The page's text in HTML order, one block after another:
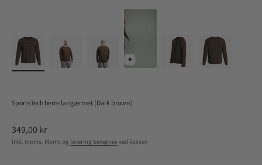
SportsTech herre langærmet (Dark brown)
Salgspris
349,00 kr
Inkl. moms. Moms og levering beregnes ved kassen